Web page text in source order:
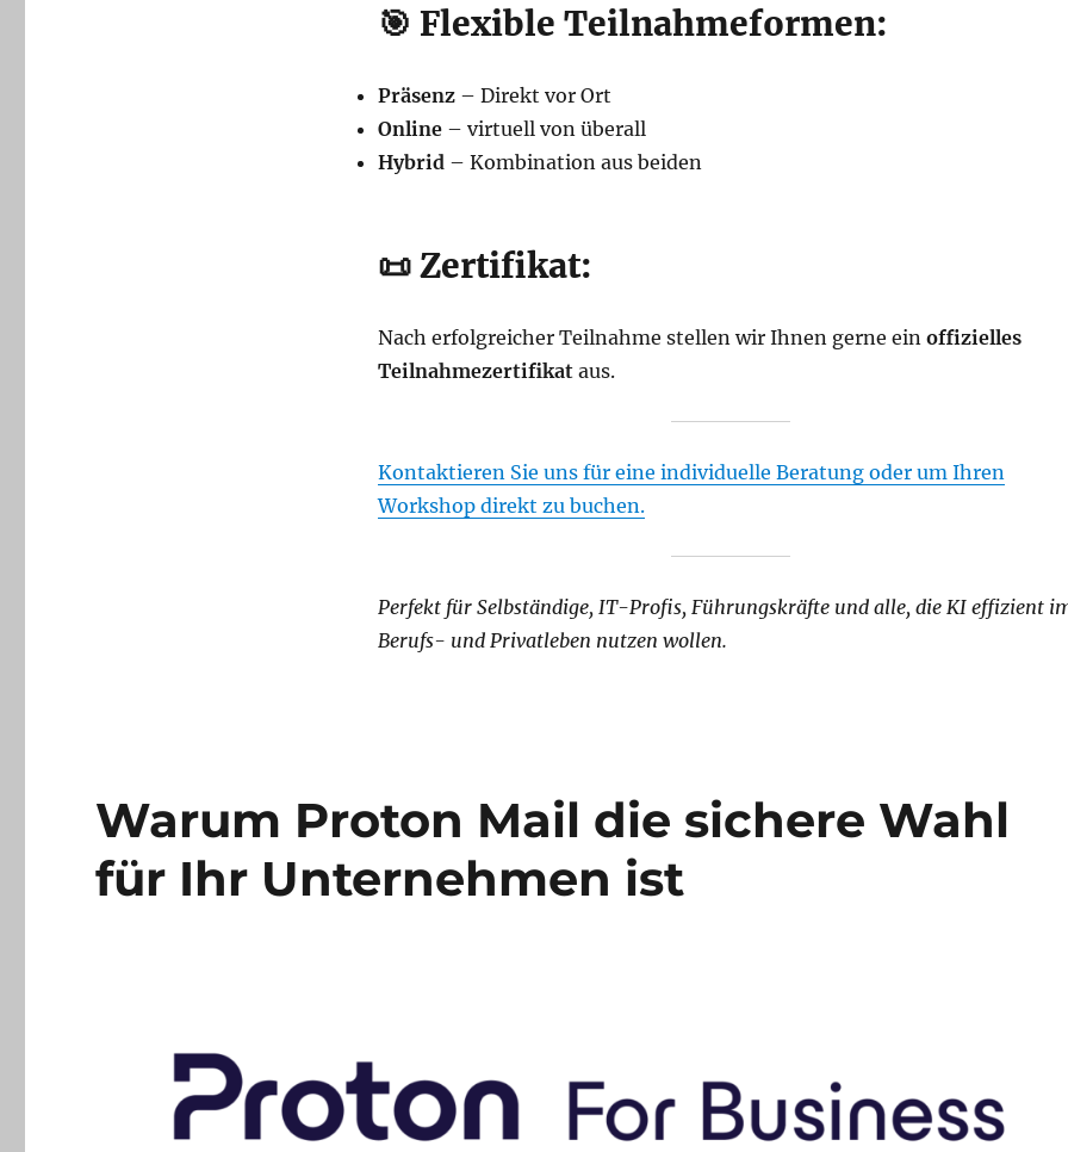
🎯 Flexible Teilnahmeformen:
Präsenz– Direkt vor Ort
Online– virtuell von überall
Hybrid – Kombination aus beiden
📜 Zertifikat:
Nach erfolgreicher Teilnahme stellen wir Ihnen gerne ein offizielles
Teilnahmezertifikataus.
Kontaktieren Sie uns für eine individuelle Beratung oder um Ihren
Workshop direkt zu buchen.
Perfekt für Selbständige, IT-Profis, Führungskräfte und alle, die KI effizient
Berufs- und Privatleben nutzen wollen.
Warum Proton Mail die sichere Wahl
für Ihr Unternehmen ist